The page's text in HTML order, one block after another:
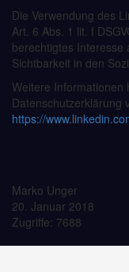
Die Verwendung des
Art. 6 Abs. 1 lit. f
berechtigtes Interesse
Sichtbarkeit in den
Weitere Informationen
Datenschutzerklärung
https://
Marko Unger
20. Januar 2018
Zugriffe: 7688